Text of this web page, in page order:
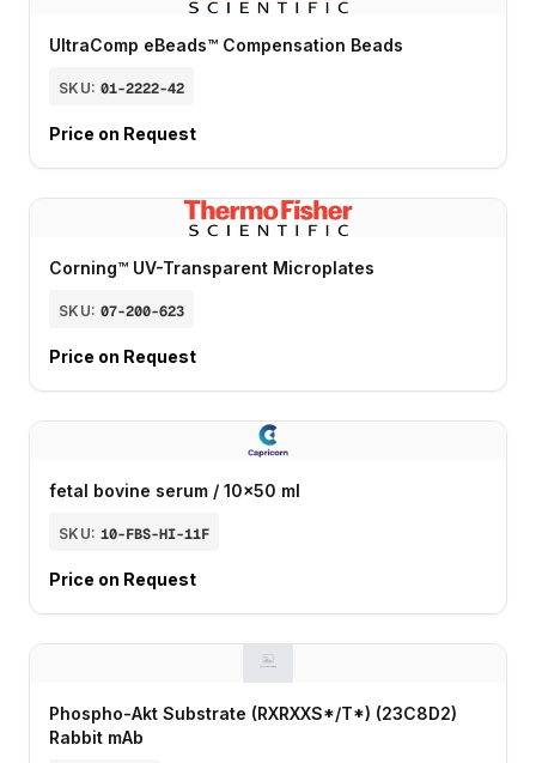
UltraComp eBeads™ Compensation Beads
SKU: 01-2222-42
Price on Request
Corning™ UV-Transparent Microplates
SKU: 07-200-623
Price on Request
fetal bovine serum / 10x50 ml
SKU: 10-FBS-HI-11F
Price on Request
Phospho-Akt Substrate (RXRXXS*/T*) (23C8D2)
Rabbit mAb